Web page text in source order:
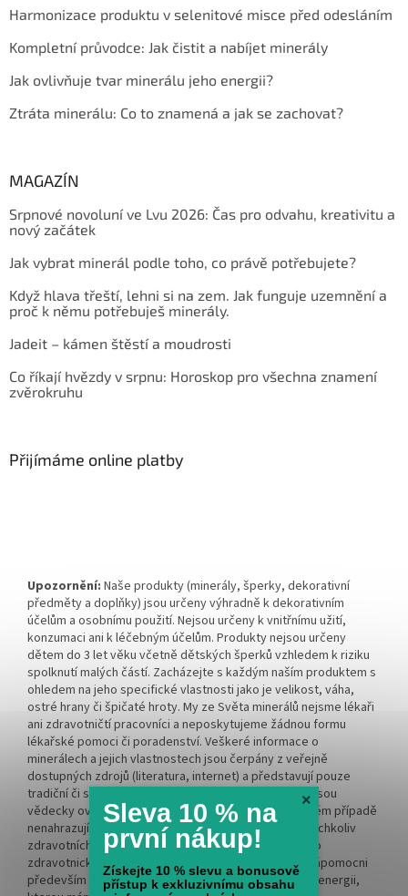
Harmonizace produktu v selenitové misce před odesláním
Kompletní průvodce: Jak čistit a nabíjet minerály
Jak ovlivňuje tvar minerálu jeho energii?
Ztráta minerálu: Co to znamená a jak se zachovat?
MAGAZÍN
Srpnové novoluní ve Lvu 2026: Čas pro odvahu, kreativitu a
nový začátek
Jak vybrat minerál podle toho, co právě potřebujete?
Když hlava třeští, lehni si na zem. Jak funguje uzemnění a
proč k němu potřebuješ minerály.
Jadeit – kámen štěstí a moudrosti
Co říkají hvězdy v srpnu: Horoskop pro všechna znamení
zvěrokruhu
Přijímáme online platby
Upozornění: Naše produkty (minerály, šperky, dekorativní
předměty a doplňky) jsou určeny výhradně k dekorativním
účelům a osobnímu použití. Nejsou určeny k vnitřnímu užití,
konzumaci ani k léčebným účelům. Produkty nejsou určeny
dětem do 3 let věku včetně dětských šperků vzhledem k riziku
spolknutí malých částí. Zacházejte s každým naším produktem s
ohledem na jeho specifické vlastnosti jako je velikost, váha,
ostré hrany či špičaté hroty. My ze Světa minerálů nejsme lékaři
ani zdravotničtí pracovníci a neposkytujeme žádnou formu
lékařské pomoci či poradenství. Veškeré informace o
minerálech a jejich vlastnostech jsou čerpány z veřejně
dostupných zdrojů (literatura, internet) a představují pouze
tradiční či spirituální přesvědčení. Tyto informace nejsou
vědecky ověřeny, nemají léčebný charakter a v žádném případě
nenahrazují odbornou lékařskou péči či léčbu. Při jakýchkoliv
zdravotních obtížích vždy kontaktujte kvalifikovaného
zdravotnického pracovníka. Naším cílem je být vám nápomocni
především na spirituální rovině a rozvíjet vnitřní sílu a energii,
×
Sleva 10 % na
první nákup!
Získejte 10 % slevu a bonusově
přístup k exkluzivnímu obsahu